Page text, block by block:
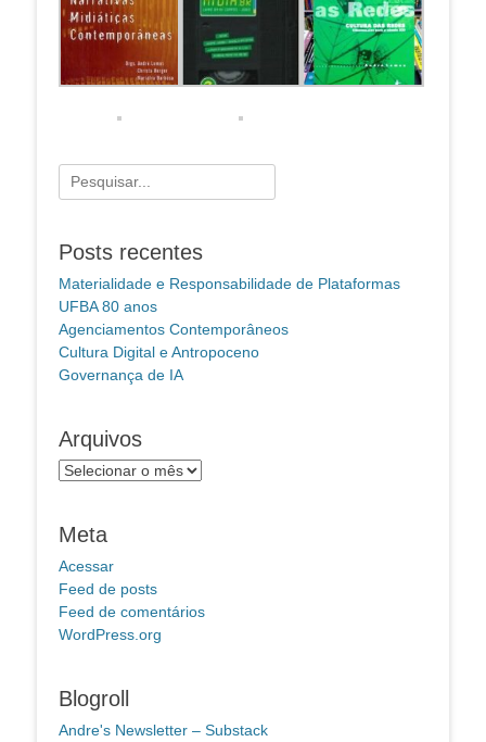
Pesquisar
por:
Posts recentes
Materialidade e Responsabilidade de Plataformas
UFBA 80 anos
Agenciamentos Contemporâneos
Cultura Digital e Antropoceno
Governança de IA
Arquivos
Arquivos
Meta
Acessar
Feed de posts
Feed de comentários
WordPress.org
Blogroll
Andre's Newsletter – Substack